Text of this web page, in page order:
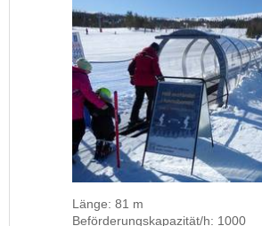
Länge: 81 m
Beförderungskapazität/h: 1000